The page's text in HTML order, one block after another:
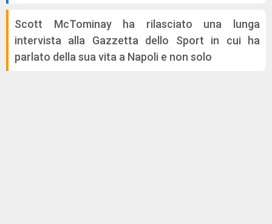
Scott McTominay ha rilasciato una lunga
intervista alla Gazzetta dello Sport in cui ha
parlato della sua vita a Napoli e non solo